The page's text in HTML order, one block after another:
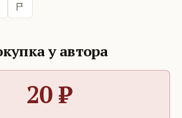
у автора
20₽